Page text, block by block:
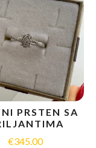
PRSTEN SA
€345.00